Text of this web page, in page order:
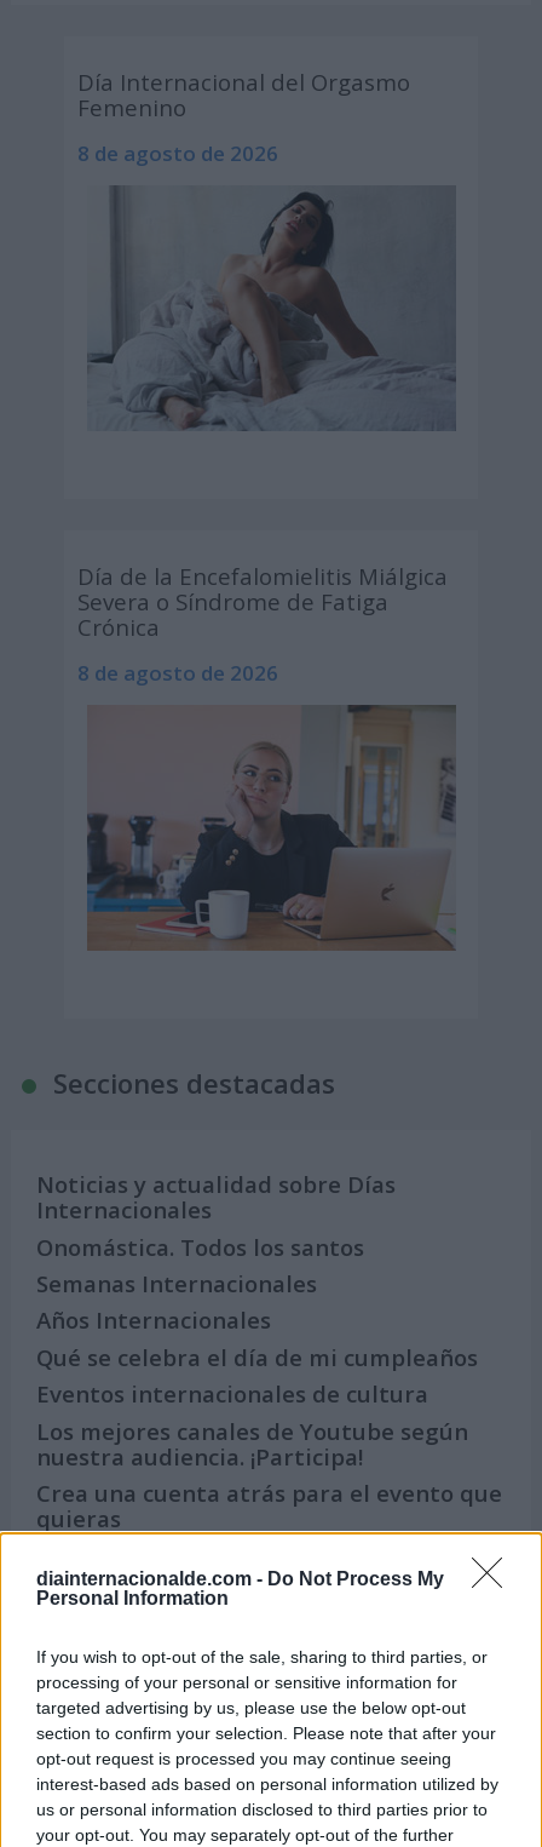
diainternacionalde.com - Do Not Process My
Personal Information
If you wish to opt-out of the sale, sharing to third parties, or
processing of your personal or sensitive information for
targeted advertising by us, please use the below opt-out
section to confirm your selection. Please note that after your
opt-out request is processed you may continue seeing
interest-based ads based on personal information utilized by
us or personal information disclosed to third parties prior to
your opt-out. You may separately opt-out of the further
Día Internacional del Orgasmo
Femenino
8 de agosto de 2026
Día de la Encefalomielitis Miálgica
Severa o Síndrome de Fatiga
Crónica
8 de agosto de 2026
Secciones destacadas
Noticias y actualidad sobre Días
Internacionales
Onomástica. Todos los santos
Semanas Internacionales
Años Internacionales
Qué se celebra el día de mi cumpleaños
Eventos internacionales de cultura
Los mejores canales de Youtube según
nuestra audiencia. ¡Participa!
Crea una cuenta atrás para el evento que
quieras
Calendarios
Calendario Laboral por municipios
(España)
Calendario Laboral (España) 2026